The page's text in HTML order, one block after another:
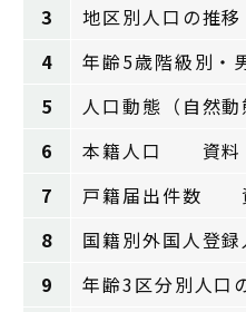
3
地区別人口の推
4
年齢5歳階級別
5
人口動態（自然
6
本籍人口 資料
7
戸籍届出件数
8
国籍別外国人登
9
年齢3区分別人